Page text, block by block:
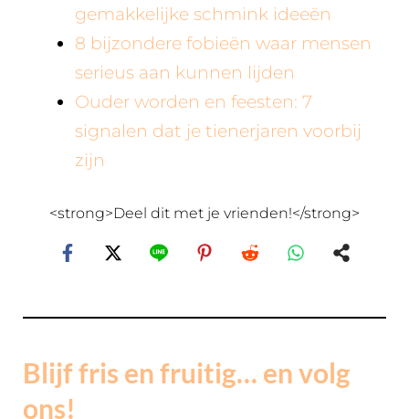
gemakkelijke schmink ideeën
8 bijzondere fobieën waar mensen
serieus aan kunnen lijden
Ouder worden en feesten: 7
signalen dat je tienerjaren voorbij
zijn
<strong>Deel dit met je vrienden!</strong>
Blijf fris en fruitig… en volg
ons!